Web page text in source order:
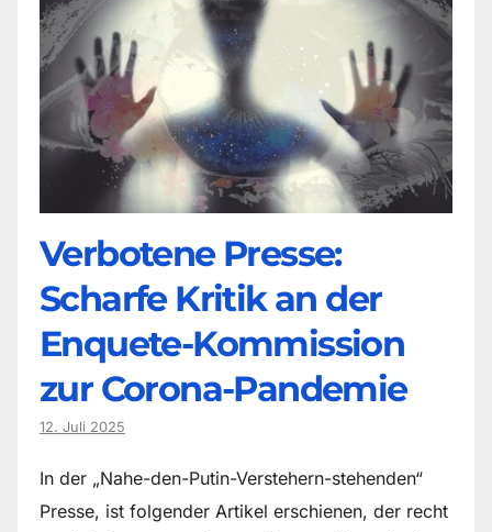
Verbotene Presse:
Scharfe Kritik an der
Enquete-Kommission
zur Corona-Pandemie
12. Juli 2025
In der „Nahe-den-Putin-Verstehern-stehenden“
Presse, ist folgender Artikel erschienen, der recht